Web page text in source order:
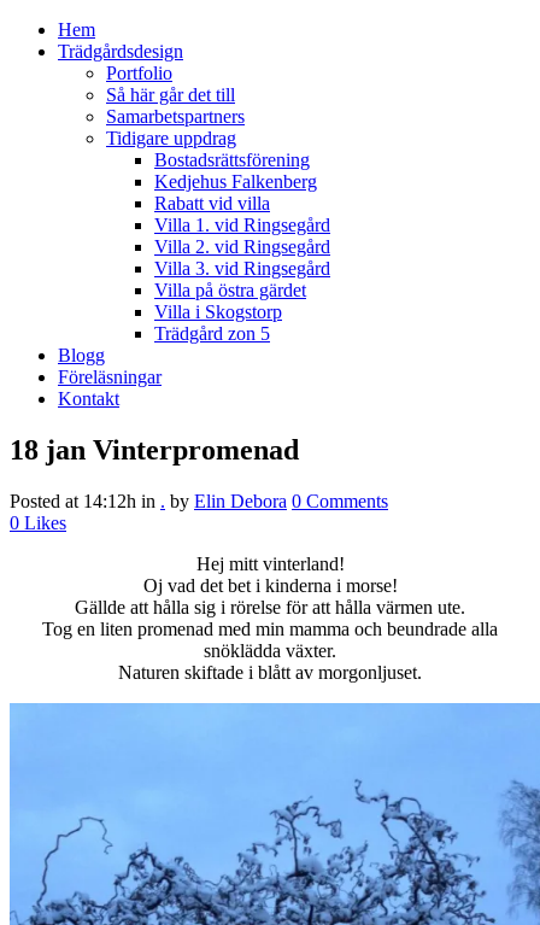
Hem
Trädgårdsdesign
Portfolio
Så här går det till
Samarbetspartners
Tidigare uppdrag
Bostadsrättsförening
Kedjehus Falkenberg
Rabatt vid villa
Villa 1. vid Ringsegård
Villa 2. vid Ringsegård
Villa 3. vid Ringsegård
Villa på östra gärdet
Villa i Skogstorp
Trädgård zon 5
Blogg
Föreläsningar
Kontakt
18 jan Vinterpromenad
Posted at 14:12h in . by Elin Debora 0 Comments
0 Likes
Hej mitt vinterland!
Oj vad det bet i kinderna i morse!
Gällde att hålla sig i rörelse för att hålla värmen ute.
Tog en liten promenad med min mamma och beundrade alla
snöklädda växter.
Naturen skiftade i blått av morgonljuset.